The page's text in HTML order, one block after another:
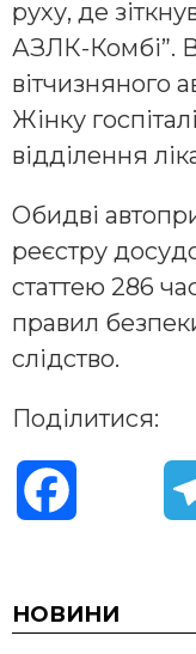
руху, де
АЗЛК-Комбі”.
вітчизняного
Жінку
відділення
Обидві
реєстру
статтею 286
правил
слідство.
Поділитися:
c
НОВИНИ